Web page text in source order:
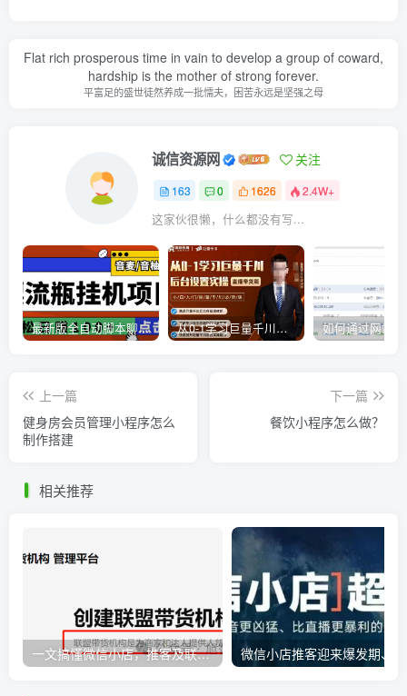
Flat rich prosperous time in vain to develop a group of coward,
hardship is the mother of strong forever.
平富足的盛世徒然养成一批懦夫，困苦永远是坚强之母
诚信资源网 关注
163 0 1626 2.4W+
这家伙很懒，什么都没有写...
最新版全自动脚本聊天挂机漂流瓶项目，单窗口稳定每天收益100+ 从0-1学习巨量千川，后台设置实操，直播带货篇，新手小白入门千川必听课
上一篇
健身房会员管理小程序怎么
制作搭建
下一篇
餐饮小程序怎么做？
相关推荐
一文搞懂微信小店，推客及联盟带货机构之间的相互联系